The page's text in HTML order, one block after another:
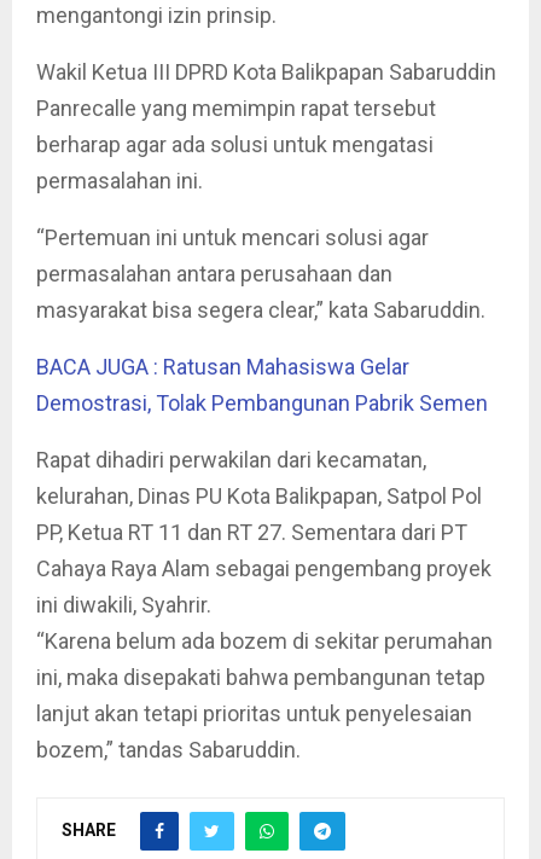
mengantongi izin prinsip.
Wakil Ketua III DPRD Kota Balikpapan Sabaruddin
Panrecalle yang memimpin rapat tersebut
berharap agar ada solusi untuk mengatasi
permasalahan ini.
“Pertemuan ini untuk mencari solusi agar
permasalahan antara perusahaan dan
masyarakat bisa segera clear,” kata Sabaruddin.
BACA JUGA : Ratusan Mahasiswa Gelar
Demostrasi, Tolak Pembangunan Pabrik Semen
Rapat dihadiri perwakilan dari kecamatan,
kelurahan, Dinas PU Kota Balikpapan, Satpol Pol
PP, Ketua RT 11 dan RT 27. Sementara dari PT
Cahaya Raya Alam sebagai pengembang proyek
ini diwakili, Syahrir.
“Karena belum ada bozem di sekitar perumahan
ini, maka disepakati bahwa pembangunan tetap
lanjut akan tetapi prioritas untuk penyelesaian
bozem,” tandas Sabaruddin.
SHARE